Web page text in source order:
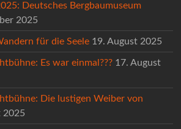
Deutsches Bergbaumuseum
2025
für die Seele 19. August 2025
Es war einmal??? 17. August
Die lustigen Weiber von
2025